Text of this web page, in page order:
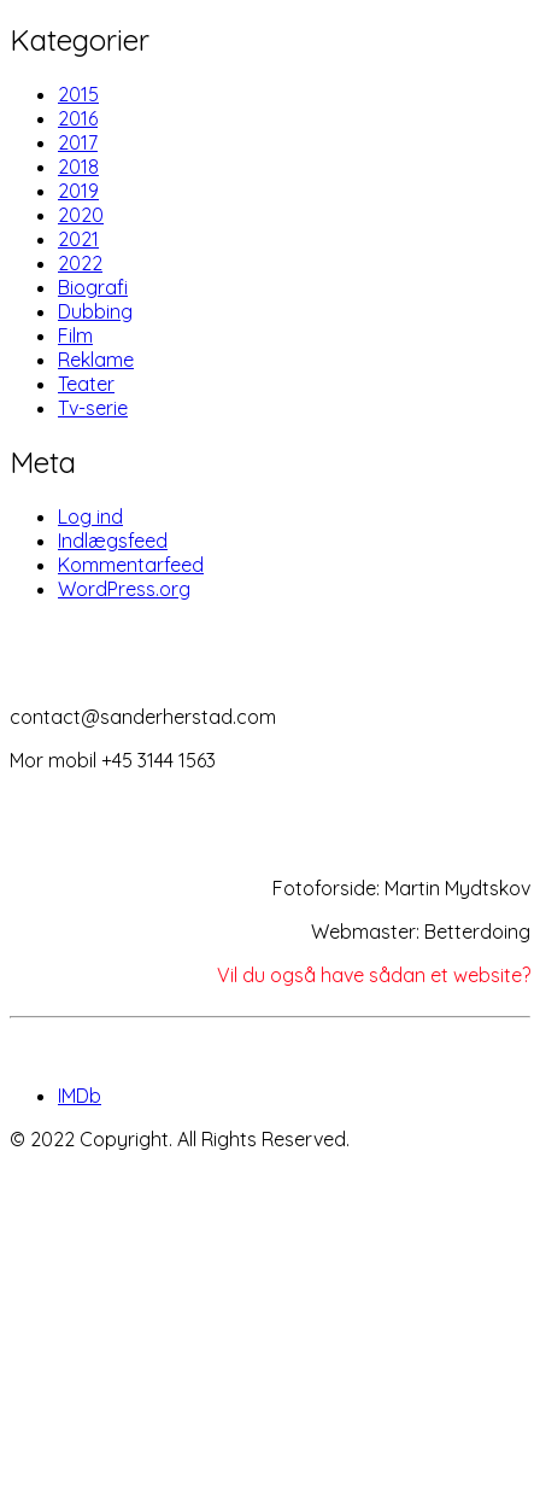
Kategorier
2015
2016
2017
2018
2019
2020
2021
2022
Biografi
Dubbing
Film
Reklame
Teater
Tv-serie
Meta
Log ind
Indlægsfeed
Kommentarfeed
WordPress.org
contact@sanderherstad.com
Mor mobil +45 3144 1563
Fotoforside: Martin Mydtskov
Webmaster: Betterdoing
Vil du også have sådan et website?
IMDb
© 2022 Copyright. All Rights Reserved.